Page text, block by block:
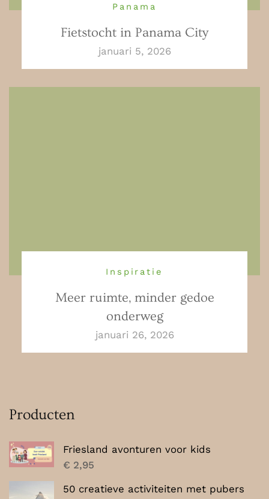
Panama
Fietstocht in Panama City
januari 5, 2026
Inspiratie
Meer ruimte, minder gedoe
onderweg
januari 26, 2026
Producten
Friesland avonturen voor kids
€ 2,95
50 creatieve activiteiten met pubers